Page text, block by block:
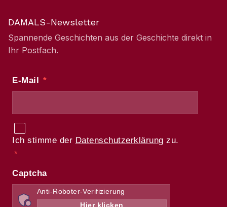
DAMALS-Newsletter
Spannende Geschichten aus der Geschichte direkt in
Ihr Postfach.